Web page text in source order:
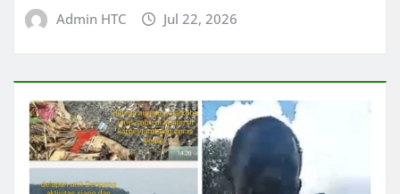
Admin HTC Jul 22, 2026